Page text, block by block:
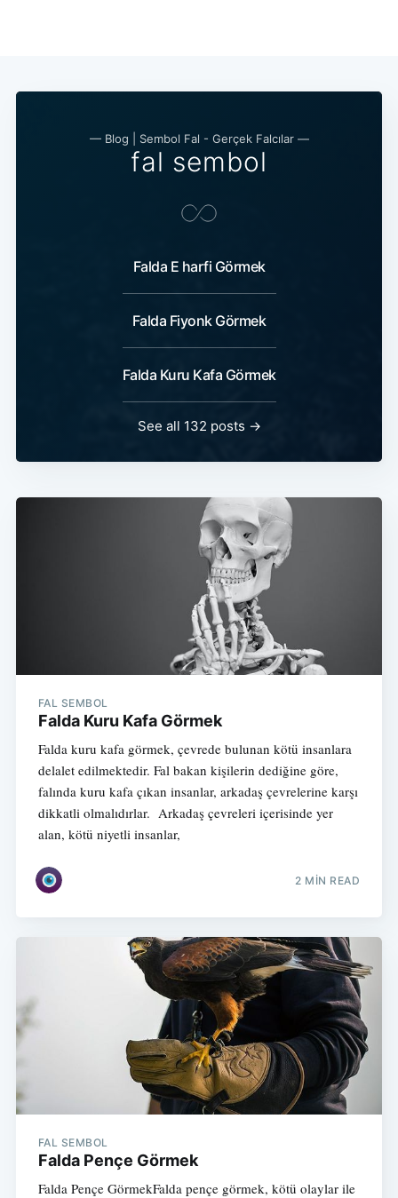
— Blog | Sembol Fal - Gerçek Falcılar —
fal sembol
Falda E harfi Görmek
Falda Fiyonk Görmek
Falda Kuru Kafa Görmek
See all 132 posts →
FAL SEMBOL
Falda Kuru Kafa Görmek
Falda kuru kafa görmek, çevrede bulunan kötü insanlara
delalet edilmektedir. Fal bakan kişilerin dediğine göre,
falında kuru kafa çıkan insanlar, arkadaş çevrelerine karşı
dikkatli olmalıdırlar. Arkadaş çevreleri içerisinde yer
alan, kötü niyetli insanlar,
2 MIN READ
FAL SEMBOL
Falda Pençe Görmek
Falda Pençe GörmekFalda pençe görmek, kötü olaylar ile